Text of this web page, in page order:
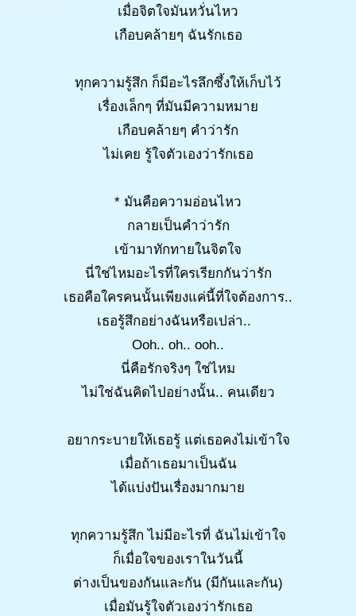
เมื่อจิตใจมันหวั่นไหว
เกือบคล้ายๆ ฉันรักเธอ
ทุกความรู้สึก ก็มีอะไรลึกซึ้งให้เก็บไว้
เรื่องเล็กๆ ที่มันมีความหมาย
เกือบคล้ายๆ คำว่ารัก
ไม่เคย รู้ใจตัวเองว่ารักเธอ
* มันคือความอ่อนไหว
กลายเป็นคำว่ารัก
เข้ามาทักทายในจิตใจ
นี่ใช่ไหมอะไรที่ใครเรียกกันว่ารัก
เธอคือใครคนนั้นเพียงแค่นี้ที่ใจต้องการ..
เธอรู้สึกอย่างฉันหรือเปล่า..
Ooh.. oh.. ooh..
นี่คือรักจริงๆ ใช่ไหม
ไม่ใช่ฉันคิดไปอย่างนั้น.. คนเดียว
อยากระบายให้เธอรู้ แต่เธอคงไม่เข้าใจ
เมื่อถ้าเธอมาเป็นฉัน
ได้แบ่งปันเรื่องมากมาย
ทุกความรู้สึก ไม่มีอะไรที่ ฉันไม่เข้าใจ
ก็เมื่อใจของเราในวันนี้
ต่างเป็นของกันและกัน (มีกันและกัน)
เมื่อมันรู้ใจตัวเองว่ารักเธอ